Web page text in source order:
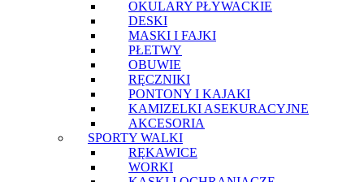
OKULARY PŁYWACKIE
DESKI
MASKI I FAJKI
PŁETWY
OBUWIE
RĘCZNIKI
PONTONY I KAJAKI
KAMIZELKI ASEKURACYJNE
AKCESORIA
SPORTY WALKI
RĘKAWICE
WORKI